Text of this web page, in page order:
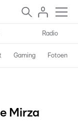
Radio
Gaming Fotoen
Mirza